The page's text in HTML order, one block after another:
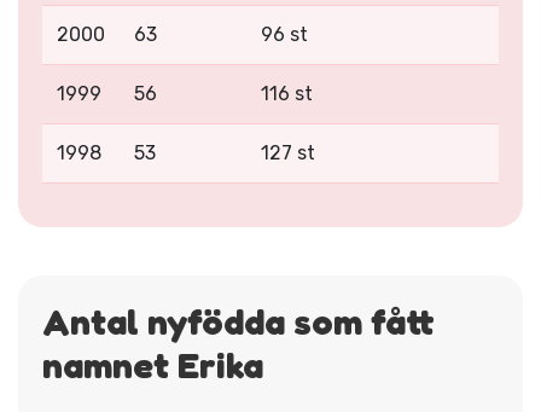
2000 63 96 st
1999 56 116 st
1998 53 127 st
Antal nyfödda som fått
namnet Erika